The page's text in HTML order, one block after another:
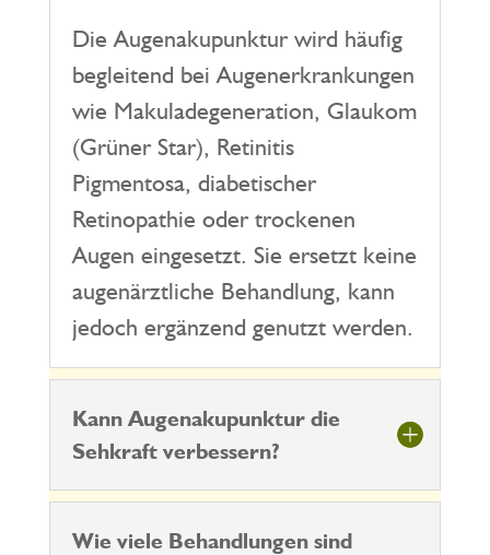
Die Augenakupunktur wird häufig
begleitend bei Augenerkrankungen
wie Makuladegeneration, Glaukom
(Grüner Star), Retinitis
Pigmentosa, diabetischer
Retinopathie oder trockenen
Augen eingesetzt. Sie ersetzt keine
augenärztliche Behandlung, kann
jedoch ergänzend genutzt werden.
Kann Augenakupunktur die
Sehkraft verbessern?
Wie viele Behandlungen sind